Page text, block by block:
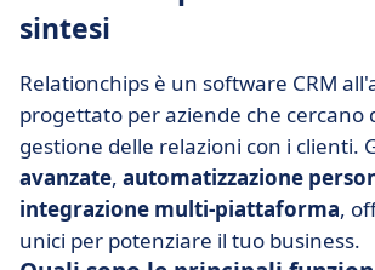
sintesi
Relationchips è un software CRM
progettato per aziende che cercano
gestione delle relazioni con i clienti.
avanzate, automatizzazione
integrazione multi-piattaforma,
unici per potenziare il tuo business.